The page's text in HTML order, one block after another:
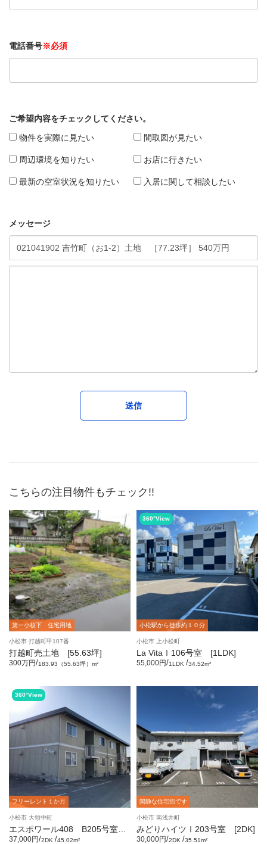
電話番号※必須
ご希望内容をチェックしてください。
物件を実際に見たい
間取図が見たい
周辺環境を知りたい お店に行きたい
最新の空室状況を知りたい 入居に関して相談したい
メッセージ
こちらの注目物件もチェック!!
第一小校下 住宅用地
小松市 打越町甲107番
打越町売土地 [55.63坪]
300万円/183.93（55.63坪）m²
360°View
小松駅から徒歩約１０分
小松市 上小松町
La VitaⅠ106号室 [1LDK]
55,000円/1LDK /34.52m²
360°View
フリーレント１か月
小松市 大領中町
エスポワール408 B205号室
[2DK]
37,000円/2DK /45.02m²
閑静な住宅街です
小松市 南浅井町
みどりハイツⅠ203号室 [2DK]
30,000円/2DK /35.51m²